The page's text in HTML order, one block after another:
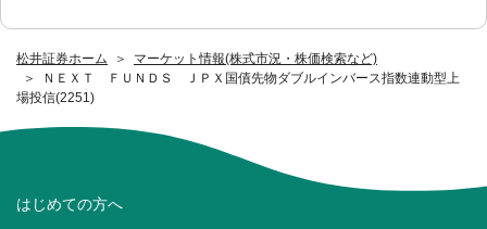
松井証券ホーム
マーケット情報(株式市況・株価検索など)
ＮＥＸＴ ＦＵＮＤＳ ＪＰＸ国債先物ダブルインバース指数連動型上
場投信(2251)
はじめての方へ